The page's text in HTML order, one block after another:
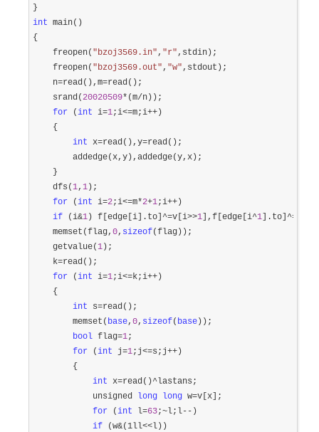
int main()
{
    freopen(
"bzoj3569.in" , "r" ,stdin);
    freopen(
"bzoj3569.out" , "w" ,stdout);
    n
=read(),m=read();
    srand(
20020509*(m/n));
for (int i=1;i<=m;i++ )
    {
int x=read(),y=read();
        addedge(x,y),addedge(y,x);
    }
    dfs(
1, 1 );
for (int i=2;i<=m*2+1;i++ )
if (i&1 ) f[edge[i].to]^=v[i>>1 ],f[edge[i^1
    memset(flag,
0, sizeof(flag));
    getvalue(
1 );
    k
=read();
for (int i=1;i<=k;i++ )
    {
int s=read();
        memset(
base, 0, sizeof( base ));
bool flag=1;
for (int j=1;j<=s;j++ )
        {
int x=read()^lastans;
            unsigned
long long w=v[x];
for (int l=63;~l;l-- )
if (w&(1ll<<l))